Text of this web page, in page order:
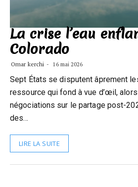
La crise l’eau
Colorado
Omar kerchi 16 mai 2026
Sept États se disputent âprement
ressource qui fond à vue d’œil,
négociations sur le partage post-
des…
LIRE LA SUITE